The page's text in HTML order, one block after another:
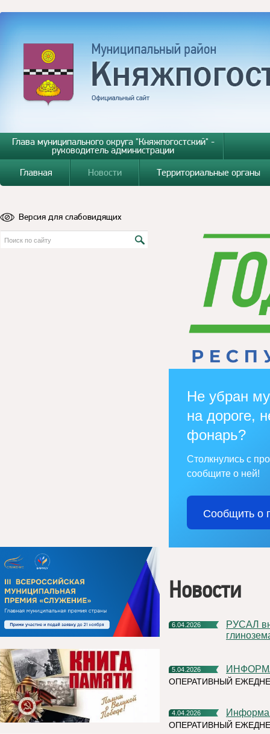
Глава муниципального округа "Княжпогостский" -
руководитель администрации
Главная
Новости Территориальные органы
Версия для слабовидящих
Не убран
на дороге,
фонарь?
Столкнулись с
сообщите о ней!
Сообщить о
Новости
6.04.2026
РУСАЛ внедрил нейронные сети для повышения качества
5.04.2026
ОПЕРАТИВНЫЙ
4.04.2026
ОПЕРАТИВНЫЙ